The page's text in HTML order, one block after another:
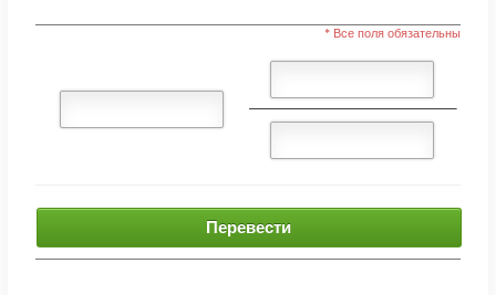
* Все поля обязательны
Перевести